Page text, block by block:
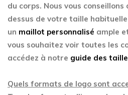
du corps. Nous vous
dessus de votre taille
un maillot personnalisé ample
vous souhaitez voir toutes les
accédez à notre guide des
Quels formats de logo sont